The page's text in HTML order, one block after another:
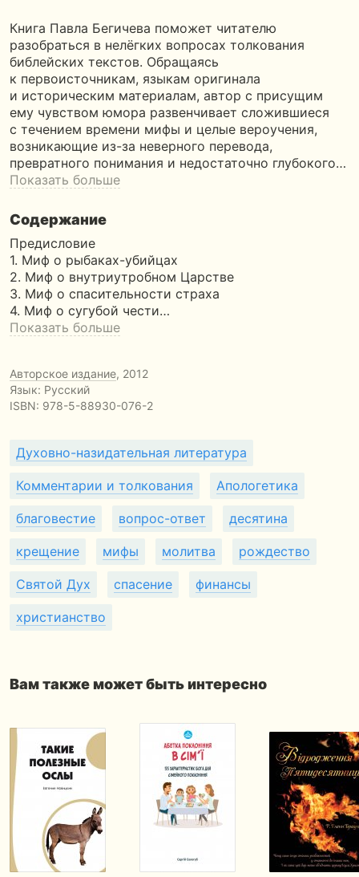
Книга Павла Бегичева поможет читателю
разобраться в нелёгких вопросах толкования
библейских текстов. Обращаясь
к первоисточникам, языкам оригинала
и историческим материалам, автор с присущим
ему чувством юмора развенчивает сложившиеся
с течением времени мифы и целые вероучения,
возникающие из-за неверного перевода,
превратного понимания и недостаточно глубокого…
Показать больше
Содержание
Предисловие
1. Миф о рыбаках-убийцах
2. Миф о внутриутробном Царстве
3. Миф о спасительности страха
4. Миф о сугубой чести…
Показать больше
Авторское издание, 2012
Язык: Русский
ISBN: 978-5-88930-076-2
Духовно-назидательная литература
Комментарии и толкования Апологетика
благовестие вопрос-ответ десятина
крещение мифы молитва рождество
Святой Дух спасение финансы
христианство
Вам также может быть интересно